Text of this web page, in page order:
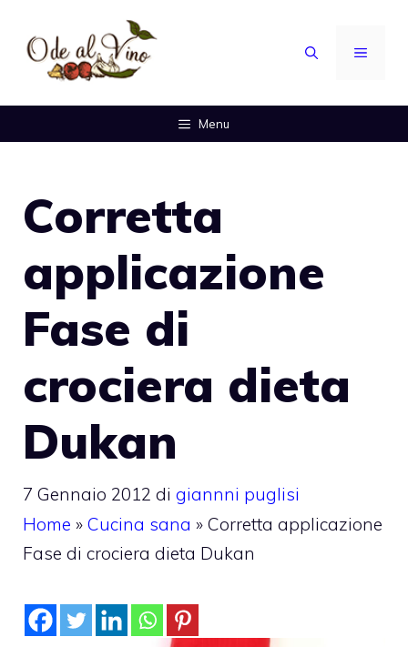
contenuto
MENU
Menu
Corretta
applicazione
Fase di
crociera dieta
Dukan
7 Gennaio 2012 di giannni puglisi
Home » Cucina sana » Corretta applicazione
Fase di crociera dieta Dukan